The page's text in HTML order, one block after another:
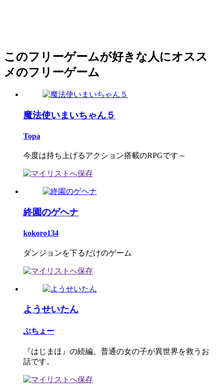
このフリーゲームが好きな人にオスス
メのフリーゲーム
魔法使いまいちゃん５
Topa
今度は持ち上げるアクション搭載のRPGです～
終園のゲヘナ
kokoro134
ダンジョンを下るだけのゲーム
ようせいたん
ぶちょー
『はじまほ』の続編。普通の女の子が異世界を救うお
話です。